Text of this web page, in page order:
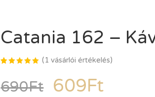
Catania 162 –
5-ből,
értékelés
(1 vásárlói értékelés)
690Ft 609Ft